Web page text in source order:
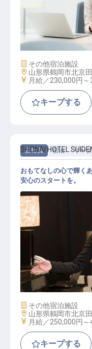
経理 / 総務 / 労務
施設業態
その他宿泊施設
勤務地
山形県鶴岡市北京
給与
月給／230,000円～
キープする
正社員 宿泊 リー
レセプションリー
SHONAI HOTEL
おもてなしの心で輝く
安心のスタートを。
施設業態
その他宿泊施設
勤務地
山形県鶴岡市北京
給与
月給／250,000円～
キープする